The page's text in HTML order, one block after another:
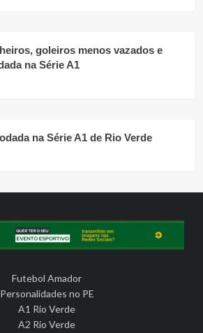
goleiros menos vazados e
na Série A1
na Série A1 de Rio Verde
Futebol Amador
Personalidades no PE
A1 Rio Verde
A2 Rio Verde